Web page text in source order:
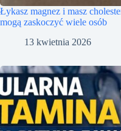
Łykasz magnez i masz
mogą zaskoczyć wiele osób
13 kwietnia 2026